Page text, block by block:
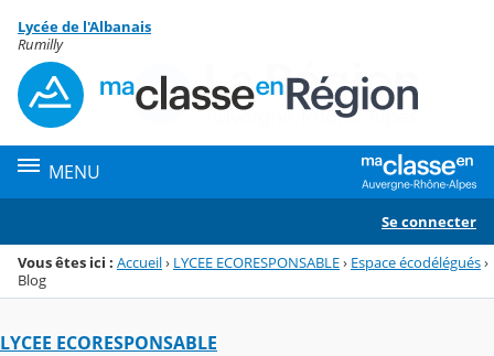
Menu de la rubrique
Contenu
Lycée de l'Albanais
Rumilly
MENU
Se connecter
Vous êtes ici : Accueil› LYCEE ECORESPONSABLE› Espace écodélégués›
Blog
LYCEE ECORESPONSABLE